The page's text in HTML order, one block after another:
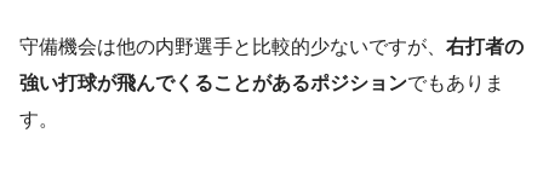
守備機会は他の内野選手と比較的少ないですが、 右打者の
強い打球が飛んでくることがあるポジションでもありま
す。